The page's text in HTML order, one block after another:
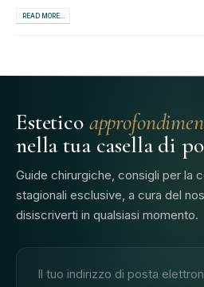
READ MORE...
Estetico
nella tua casella di
Guide chirurgiche, consigli per la
stagionali esclusive, a cura del
disiscriverti in qualsiasi momento.